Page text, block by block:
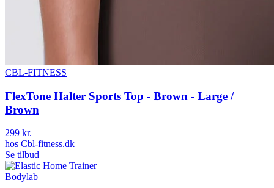
CBL-FITNESS
FlexTone Halter Sports Top - Brown - Large /
Brown
299 kr.
hos Cbl-fitness.dk
Se tilbud
Bodylab